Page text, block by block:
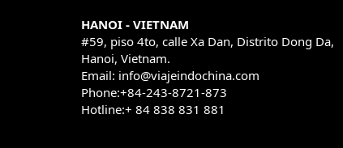
HANOI - VIETNAM
#59, piso 4to, calle Xa Dan, Distrito Dong Da,
Hanoi, Vietnam.
Email: info@viajeindochina.com
Phone:+84-243-8721-873
Hotline:+ 84 838 831 881